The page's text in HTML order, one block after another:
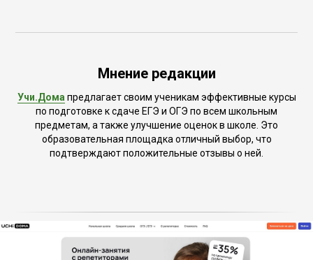
Мнение редакции
Учи.Домапредлагает своим ученикам эффективные курсы
по подготовке к сдаче ЕГЭ и ОГЭ по всем школьным
предметам, а также улучшение оценок в школе. Это
образовательная площадка отличный выбор, что
подтверждают положительные отзывы о ней.